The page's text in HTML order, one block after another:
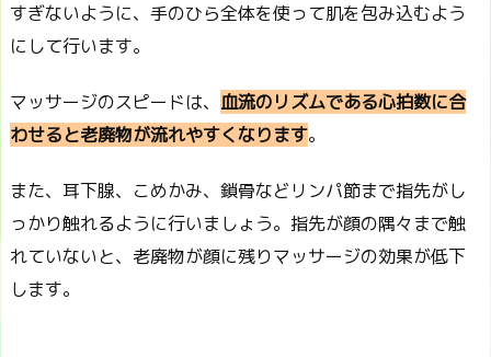
すぎないように、手のひら全体を使って肌を包み込むよう
にして行います。
マッサージのスピードは、 血流のリズムである心拍数に合
わせると老廃物が流れやすくなります。
また、耳下腺、こめかみ、鎖骨などリンパ節まで指先がし
っかり触れるように行いましょう。指先が顔の隅々まで触
れていないと、老廃物が顔に残りマッサージの効果が低下
します。